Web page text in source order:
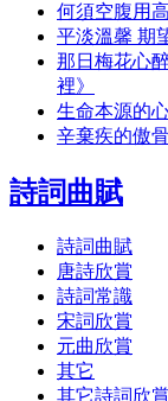
何須空腹用
平淡溫馨 期
那日梅花心
裡》
生命本源的
辛棄疾的傲
詩詞曲賦
詩詞曲賦
唐詩欣賞
詩詞常識
宋詞欣賞
元曲欣賞
其它
其它詩詞欣賞